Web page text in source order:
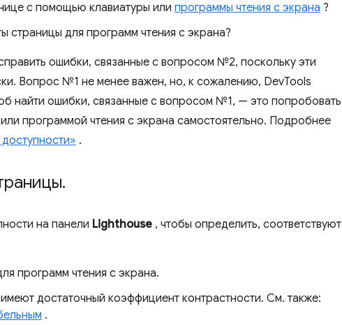
с помощью клавиатуры или программы чтения с экрана ?
страницы для программ чтения с экрана?
ошибки, связанные с вопросом №2, поскольку эти
Вопрос №1 не менее важен, но, к сожалению, DevTools
найти ошибки, связанные с вопросом №1, — это попробовать
программой чтения с экрана самостоятельно. Подробнее
.
.
на панели Lighthouse , чтобы определить, соответствуют
программ чтения с экрана.
достаточный коэффициент контрастности. См. также:
.